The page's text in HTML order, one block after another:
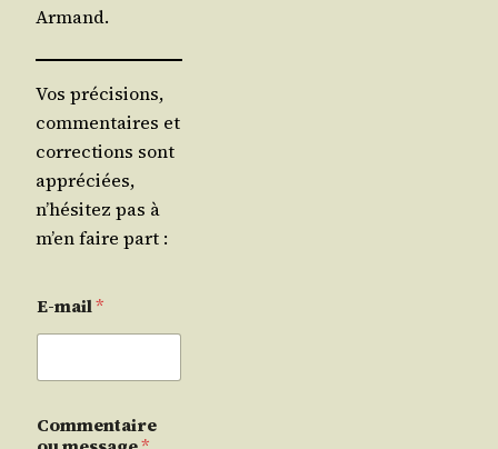
Armand.
Vos précisions,
commentaires et
corrections sont
appréciées,
n’hésitez pas à
m’en faire part :
E-mail*
Commentaire